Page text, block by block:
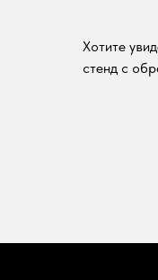
Хотите
стенд с